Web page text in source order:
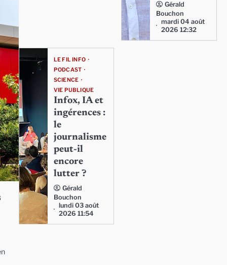
Gérald
Bouchon
mardi 04 août
2026 12:32
LE FIL INFO
PODCAST
SCIENCE
VIE PUBLIQUE
Infox, IA et
ingérences :
le
journalisme
peut-il
encore
lutter ?
Gérald
Bouchon
lundi 03 août
2026 11:54